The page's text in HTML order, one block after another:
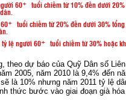
60+ tuổi chiếm từ 10% đến dưới
+ tuổi chiếm từ 20% đến dưới 30% tổng
lệ người 60+ tuổi chiếm từ 30% hoặc
theo dự báo của Quỹ Dân số
2005, năm 2010 là 9,4% đến
là 10% nhưng năm 2011 tỷ lệ
thức bước vào giai đoạn già